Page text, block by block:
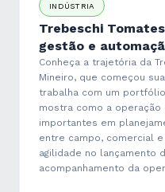
INDÚSTRIA
Trebeschi
gestão e
Conheça a trajetória da
Mineiro, que começou
trabalha com um
mostra como a operação
importantes em
entre campo, comercial
agilidade no lançamento
acompanhamento da